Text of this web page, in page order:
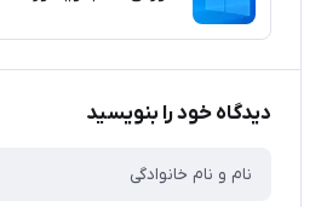
دیدگاه خود را بنویسید